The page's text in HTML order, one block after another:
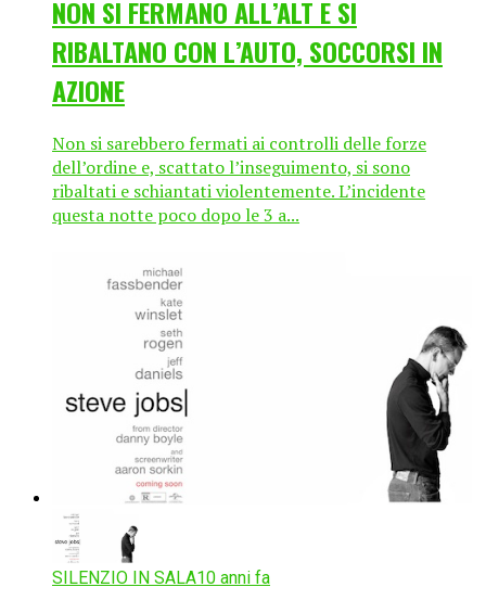
NON SI FERMANO ALL’ALT E SI
RIBALTANO CON L’AUTO, SOCCORSI IN
AZIONE
Non si sarebbero fermati ai controlli delle forze
dell’ordine e, scattato l’inseguimento, si sono
ribaltati e schiantati violentemente. L’incidente
questa notte poco dopo le 3 a...
SILENZIO IN SALA10 anni fa